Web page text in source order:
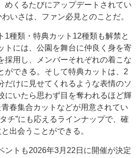
めくるたびにアップデートされてい
わいさは、ファン必見とのことだ。
種類・特典カット12種類も解禁と
トには、公園を舞台に仲良く身を寄
採用し、メンバーそれぞれの着こな
ができる。そして特典カットは、2
だけに見せてくれるような表情のソ
にいたら思わず目を奪われるほど輝
春集合カットなどが用意されてい
チ”にも応えるラインナップで、確
出会うことができる。
トも2026年3月22日に開催が決定